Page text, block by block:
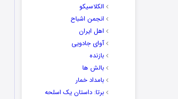
الکلاسیکو
انجمن اشباح
اهل ایران
آوای جادویی
بازنده
بالش ها
بامداد خمار
برتا: داستان یک اسلحه